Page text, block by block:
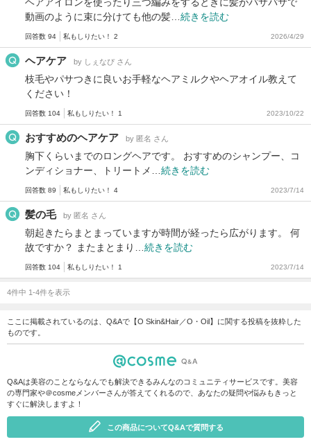
動画のように束に分けても他の髪… 続きを読む
回答数 94 私もしりたい！ 2 2026/4/29
ヘアケア by しぇなぴ さん
枝毛やパサつきに良いお手軽なヘアミルクやヘアオイル教えて
ください！
回答数 104 私もしりたい！ 1 2023/10/22
おすすめのヘアケア by 匿名 さん
胸下くらいまでのロングヘアです。 おすすめのシャンプー、コ
ンディショナー、トリートメ… 続きを読む
回答数 89 私もしりたい！ 4 2023/7/14
髪の毛 by 匿名 さん
朝起きたらまとまっていますが時間が経ったら広がります。 何
故ですか？ またまとまり… 続きを読む
回答数 104 私もしりたい！ 1 2023/7/14
4件中 1-4件を表示
ここに掲載されているのは、Q&Aで【O Skin&Hair／O・Oil】に関する投稿を抜粋した
ものです。
Q&Aは美容のことならなんでも解決できるみんなのコミュニティサービスです。美容
の専門家や＠cosmeメンバーさんが答えてくれるので、あなたの疑問や悩みもきっと
すぐに解決しますよ！
この商品についてQ&Aで質問する